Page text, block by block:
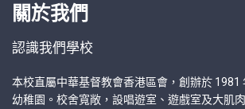
關於我們
認識我們學校
本校直屬中華基督教會香港區會，創辦於 1981
幼稚園。校舍寬敞，設唱遊室、遊戲室及大肌